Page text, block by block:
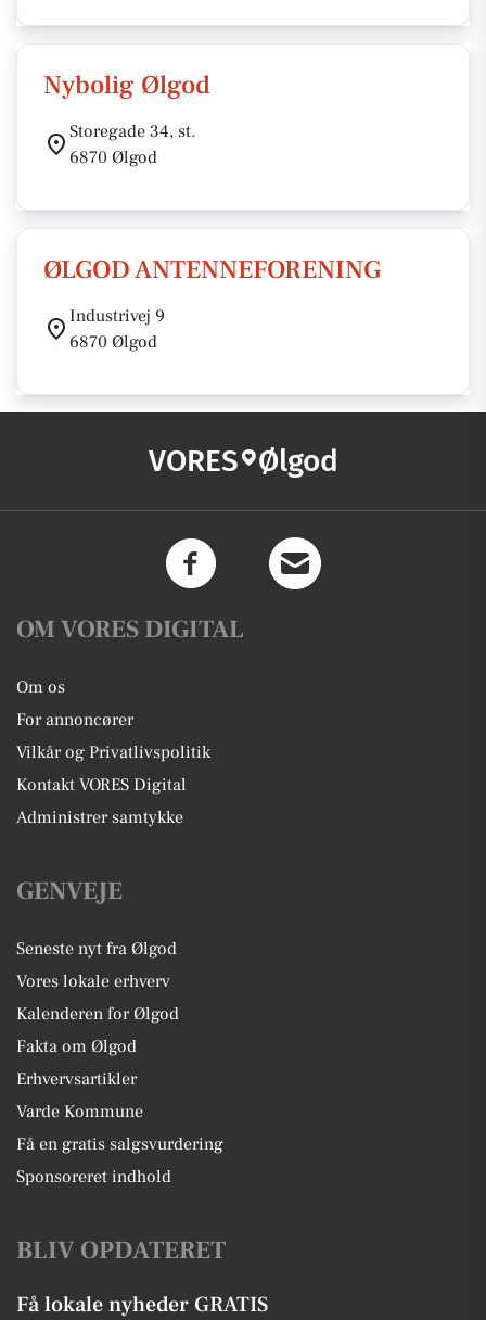
Nybolig Ølgod
Storegade 34, st.
6870 Ølgod
ØLGOD ANTENNEFORENING
Industrivej 9
6870 Ølgod
VORES Ølgod
OM VORES DIGITAL
Om os
For annoncører
Vilkår og Privatlivspolitik
Kontakt VORES Digital
Administrer samtykke
GENVEJE
Seneste nyt fra Ølgod
Vores lokale erhverv
Kalenderen for Ølgod
Fakta om Ølgod
Erhvervsartikler
Varde Kommune
Få en gratis salgsvurdering
Sponsoreret indhold
BLIV OPDATERET
Få lokale nyheder GRATIS